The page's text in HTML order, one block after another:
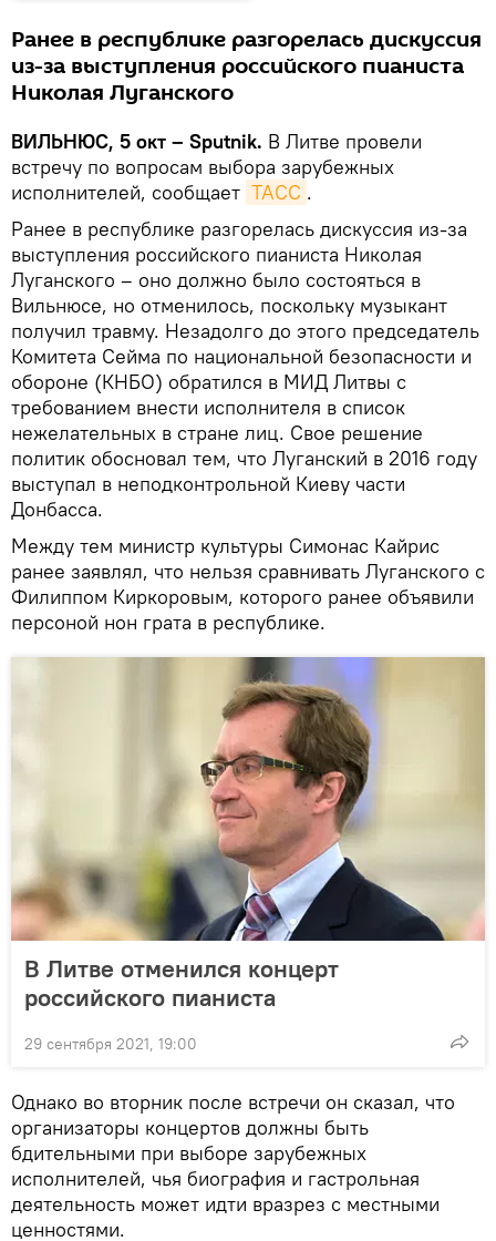
Ранее в республике разгорелась дискуссия
из-за выступления российского пианиста
Николая Луганского
ВИЛЬНЮС, 5 окт – Sputnik. В Литве провели
встречу по вопросам выбора зарубежных
исполнителей, сообщает ТАСС .
Ранее в республике разгорелась дискуссия из-за
выступления российского пианиста Николая
Луганского – оно должно было состояться в
Вильнюсе, но отменилось, поскольку музыкант
получил травму. Незадолго до этого председатель
Комитета Сейма по национальной безопасности и
обороне (КНБО) обратился в МИД Литвы с
требованием внести исполнителя в список
нежелательных в стране лиц. Свое решение
политик обосновал тем, что Луганский в 2016 году
выступал в неподконтрольной Киеву части
Донбасса.
Между тем министр культуры Симонас Кайрис
ранее заявлял, что нельзя сравнивать Луганского с
Филиппом Киркоровым, которого ранее объявили
персоной нон грата в республике.
В Литве отменился концерт
российского пианиста
29 сентября 2021, 19:00
Однако во вторник после встречи он сказал, что
организаторы концертов должны быть
бдительными при выборе зарубежных
исполнителей, чья биография и гастрольная
деятельность может идти вразрез с местными
ценностями.